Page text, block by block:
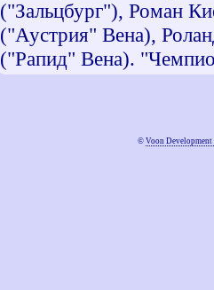
("Зальцбург"), Роман
("Аустрия" Вена),
("Рапид" Вена).
© Voon Development